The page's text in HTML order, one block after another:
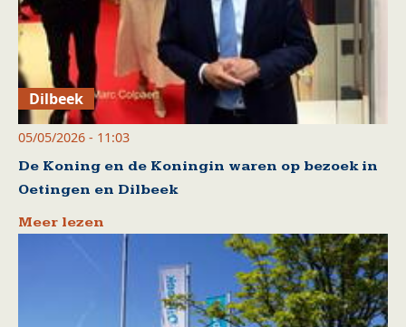
Dilbeek
05/05/2026 - 11:03
De Koning en de Koningin waren op bezoek in
Oetingen en Dilbeek
Meer lezen